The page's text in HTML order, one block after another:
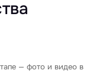
— фото и видео в